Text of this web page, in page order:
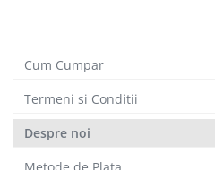
Lampi solare
Leagane copii
Lopeti si unelte deszapezit
Cum Cumpar
Termeni si Conditii
Despre noi